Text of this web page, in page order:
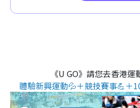
《U GO》請您去香港運
體驗新興運動💦＋競技賽事💪＋